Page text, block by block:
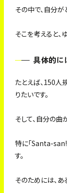
その中で、自分が
そこを考えると、
具体的に
たとえば、150人
りたいです。
そして、自分の曲
特に「Santa-san!
す。
そのためには、あ